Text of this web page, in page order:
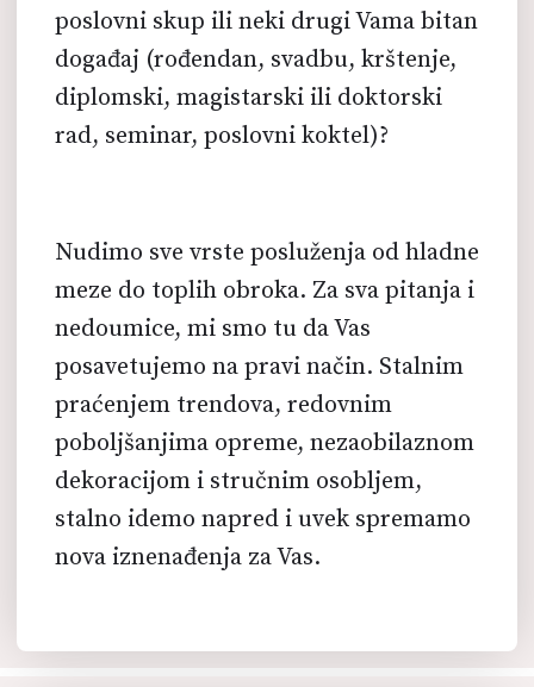
poslovni skup ili neki drugi Vama bitan
događaj (rođendan, svadbu, krštenje,
diplomski, magistarski ili doktorski
rad, seminar, poslovni koktel)?
Nudimo sve vrste posluženja od hladne
meze do toplih obroka. Za sva pitanja i
nedoumice, mi smo tu da Vas
posavetujemo na pravi način. Stalnim
praćenjem trendova, redovnim
poboljšanjima opreme, nezaobilaznom
dekoracijom i stručnim osobljem,
stalno idemo napred i uvek spremamo
nova iznenađenja za Vas.